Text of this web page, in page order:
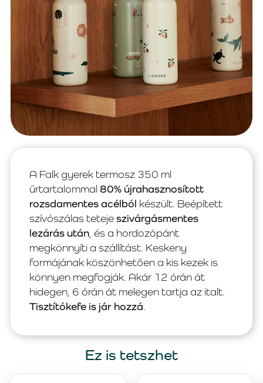
A Falk gyerek termosz 350 ml
űrtartalommal80% újrahasznosított
rozsdamentes acélból készült. Beépített
szívószálas tetejeszivárgásmentes
lezárás után , és a hordozópánt
megkönnyíti a szállítást. Keskeny
formájának köszönhetően a kis kezek is
könnyen megfogják. Akár 12 órán át
hidegen, 6 órán át melegen tartja az italt.
Tisztítókefe is jár hozzá.
Ez is tetszhet